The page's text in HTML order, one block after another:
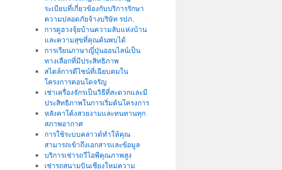
ระเบียบที่เกี่ยวข้องกับบริการรักษา
ความปลอดภัยจ้างบริษัท รปภ.
การดูฮวงจุ้ยบ้านความลับแห่งบ้าน
และความสุขที่คุณค้นพบได้
การเรียนภาษาญี่ปุ่นออนไลน์เป็น
ทางเลือกที่มีประสิทธิภาพ
สไตล์การดีไซน์ที่เฉียบคมใน
โครงการคอนโดจรัญ
เช่าเครื่องจักรเป็นวิธีที่สะดวกและมี
ประสิทธิภาพในการเริ่มต้นโครงการ
หลังคาโค้งสวยงามและทนทานทุก
สภาพอากาศ
การใช้ระบบคลาวด์ทำให้คุณ
สามารถเข้าถึงเอกสารและข้อมูล
บริการเช่ารถวีไอพีคุณภาพสูง
เช่ารถสนามบินเชียงใหม่ความ